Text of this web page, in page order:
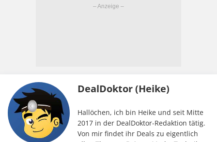
DealDoktor (Heike)
Hallöchen, ich bin Heike und seit Mitte
2017 in der DealDoktor-Redaktion tätig.
Von mir findet ihr Deals zu eigentlich